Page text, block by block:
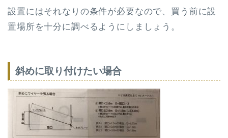
設置にはそれなりの条件が必要なので、買う前に設
置場所を十分に調べるようにしましょう。
斜めに取り付けたい場合